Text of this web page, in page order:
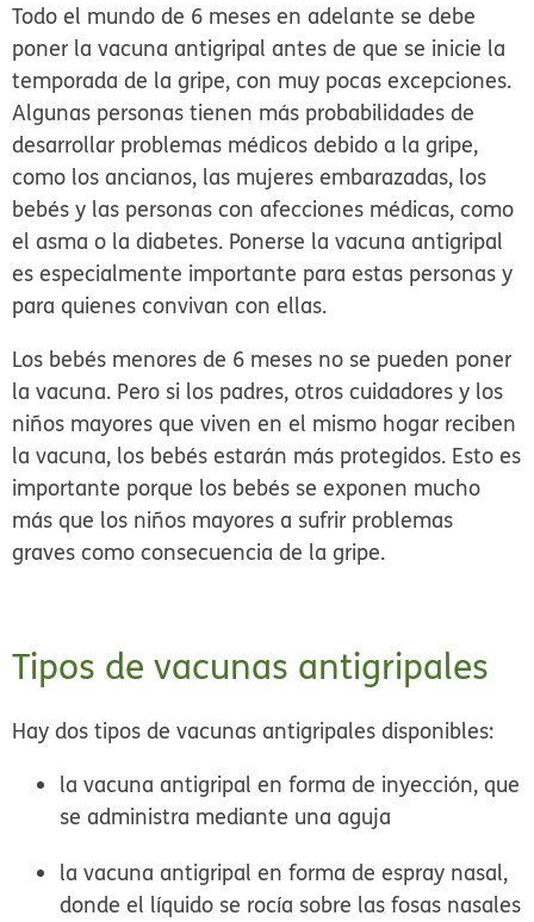
Todo el mundo de 6 meses en adelante se debe
poner la vacuna antigripal antes de que se inicie la
temporada de la gripe, con muy pocas excepciones.
Algunas personas tienen más probabilidades de
desarrollar problemas médicos debido a la gripe,
como los ancianos, las mujeres embarazadas, los
bebés y las personas con afecciones médicas, como
el asma o la diabetes. Ponerse la vacuna antigripal
es especialmente importante para estas personas y
para quienes convivan con ellas.
Los bebés menores de 6 meses no se pueden poner
la vacuna. Pero si los padres, otros cuidadores y los
niños mayores que viven en el mismo hogar reciben
la vacuna, los bebés estarán más protegidos. Esto es
importante porque los bebés se exponen mucho
más que los niños mayores a sufrir problemas
graves como consecuencia de la gripe.
Tipos de vacunas antigripales
Hay dos tipos de vacunas antigripales disponibles:
lavacuna antigripal en forma de inyección, que
se administra mediante una aguja
lavacuna antigripal en forma de espray nasal,
donde el líquido se rocía sobre las fosas nasales